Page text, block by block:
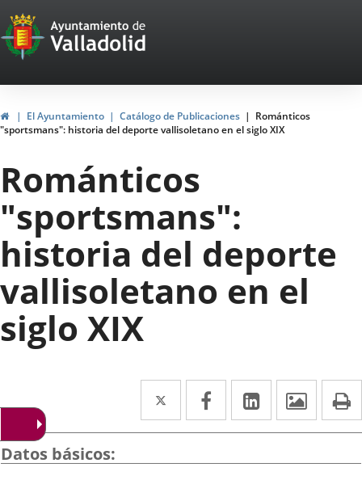
Portal
Web
del
Ayuntamiento
de
Valladolid
InicioEl Ayuntamiento Catálogo de Publicaciones
Románticos
"sportsmans": historia del deporte vallisoletano en el siglo XIX
Románticos
"sportsmans":
historia del deporte
vallisoletano en el
siglo XIX
Twitter
Enlace
a
Facebook
Enlace
a
LinkedIn
Enlace
a
Datos básicos